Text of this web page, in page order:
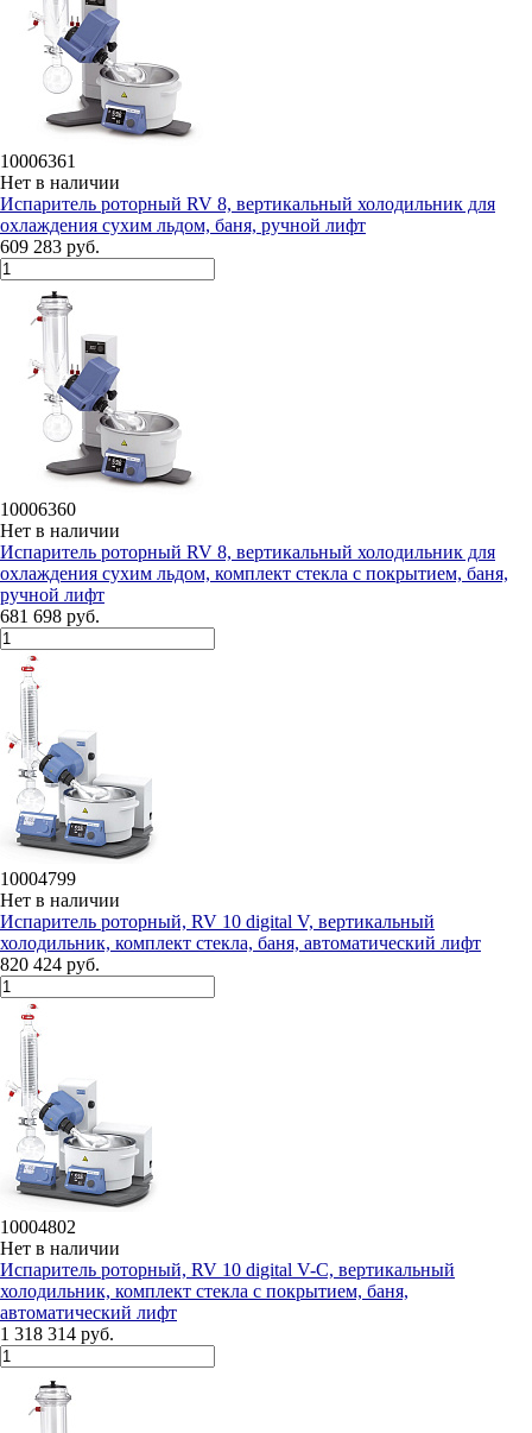
10006361
Нет в наличии
Испаритель роторный RV 8, вертикальный холодильник для
охлаждения сухим льдом, баня, ручной лифт
609 283 руб.
10006360
Нет в наличии
Испаритель роторный RV 8, вертикальный холодильник для
охлаждения сухим льдом, комплект стекла с покрытием, баня,
ручной лифт
681 698 руб.
10004799
Нет в наличии
Испаритель роторный, RV 10 digital V, вертикальный
холодильник, комплект стекла, баня, автоматический лифт
820 424 руб.
10004802
Нет в наличии
Испаритель роторный, RV 10 digital V-C, вертикальный
холодильник, комплект стекла с покрытием, баня,
автоматический лифт
1 318 314 руб.